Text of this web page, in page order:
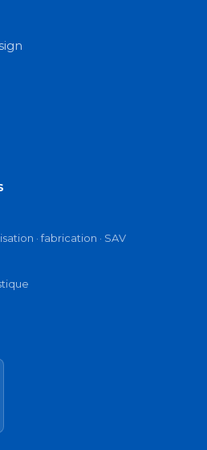
· fabrication · SAV